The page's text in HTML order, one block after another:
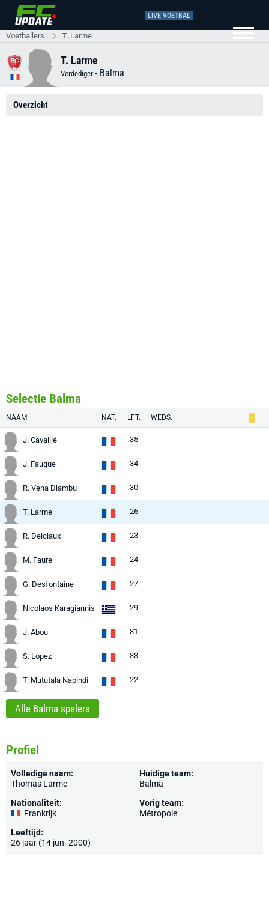
LIVE VOETBAL
Voetballers T. Larme
T. Larme
Verdediger - Balma
Overzicht
Selectie Balma
NAAM NAT. LFT. WEDS.
J. Cavallié 35 - - - -
J. Fauque 34 - - - -
R. Vena Diambu 30 - - - -
T. Larme 26 - - - -
R. Delclaux 23 - - - -
M. Faure 24 - - - -
G. Desfontaine 27 - - - -
Nicolaos Karagiannis 29 - - - -
J. Abou 31 - - - -
S. Lopez 33 - - - -
T. Mututala Napindi 22 - - - -
Alle Balma spelers
Profiel
Volledige naam:
Thomas Larme
Nationaliteit:
Frankrijk
Leeftijd:
26 jaar (14 jun. 2000)
Huidige team:
Balma
Vorig team:
Métropole